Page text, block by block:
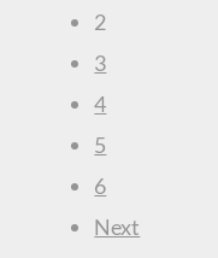
2
3
4
5
6
Next